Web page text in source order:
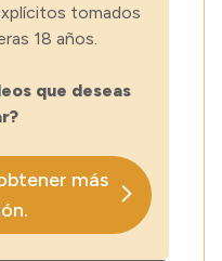
tomados
18 años.
que deseas
más